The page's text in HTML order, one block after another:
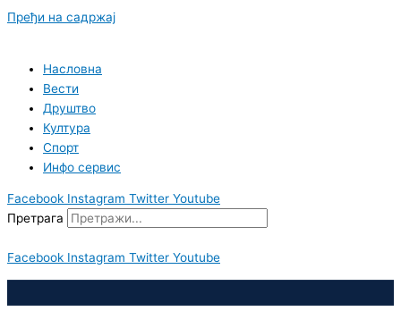
Пређи на садржај
Насловна
Вести
Друштво
Култура
Спорт
Инфо сервис
Facebook Instagram Twitter Youtube
Претрага
Facebook Instagram Twitter Youtube